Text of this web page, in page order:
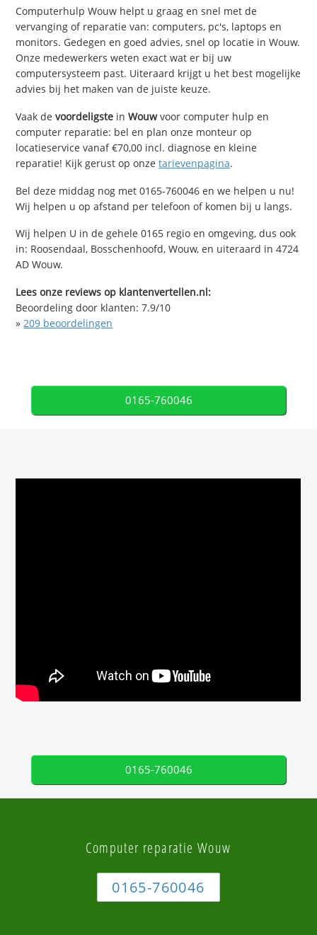
Computerhulp Wouw helpt u graag en snel met de
vervanging of reparatie van: computers, pc's, laptops en
monitors. Gedegen en goed advies, snel op locatie in Wouw.
Onze medewerkers weten exact wat er bij uw
computersysteem past. Uiteraard krijgt u het best mogelijke
advies bij het maken van de juiste keuze.
Vaak devoordeligste inWouwvoor computer hulp en
computer reparatie: bel en plan onze monteur op
locatieservice vanaf €70,00 incl. diagnose en kleine
reparatie! Kijk gerust op onzetarievenpagina.
Bel deze middag nog met 0165-760046 en we helpen u nu!
Wij helpen u op afstand per telefoon of komen bij u langs.
Wij helpen U in de gehele 0165 regio en omgeving, dus ook
in: Roosendaal, Bosschenhoofd, Wouw, en uiteraard in 4724
AD Wouw.
Lees onze reviews op klantenvertellen.nl:
Beoordeling door klanten:7.9/10
»209 beoordelingen
0165-760046
0165-760046
Computer reparatie Wouw
0165-760046